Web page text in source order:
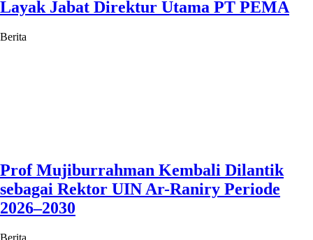
Layak Jabat Direktur Utama PT PEMA
Berita
Prof Mujiburrahman Kembali Dilantik
sebagai Rektor UIN Ar-Raniry Periode
2026–2030
Berita